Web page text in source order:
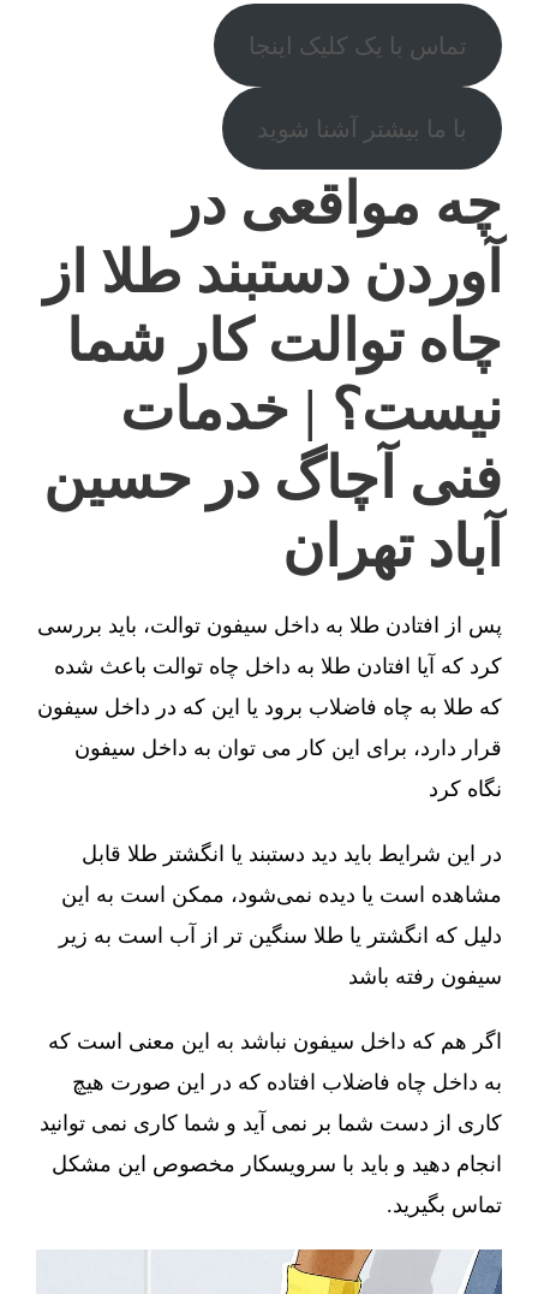
تماس با یک کلیک اینجا
با ما بیشتر آشنا شوید
چه مواقعی در
آوردن دستبند طلا از
چاه توالت کار شما
نیست؟ | خدمات
فنی آچاگ در حسین
آباد تهران
پس از افتادن طلا به داخل سیفون توالت، باید بررسی
کرد که آیا افتادن طلا به داخل چاه توالت باعث شده
که طلا به چاه فاضلاب برود یا این که در داخل سیفون
قرار دارد، برای این کار می توان به داخل سیفون
نگاه کرد
در این شرایط باید دید دستبند یا انگشتر طلا قابل
مشاهده است یا دیده نمی‌شود، ممکن است به این
دلیل که انگشتر یا طلا سنگین تر از آب است به زیر
سیفون رفته باشد
اگر هم که داخل سیفون نباشد به این معنی است که
به داخل چاه فاضلاب افتاده که در این صورت هیچ
کاری از دست شما بر نمی آید و شما کاری نمی توانید
انجام دهید و باید با سرویسکار مخصوص این مشکل
تماس بگیرید.